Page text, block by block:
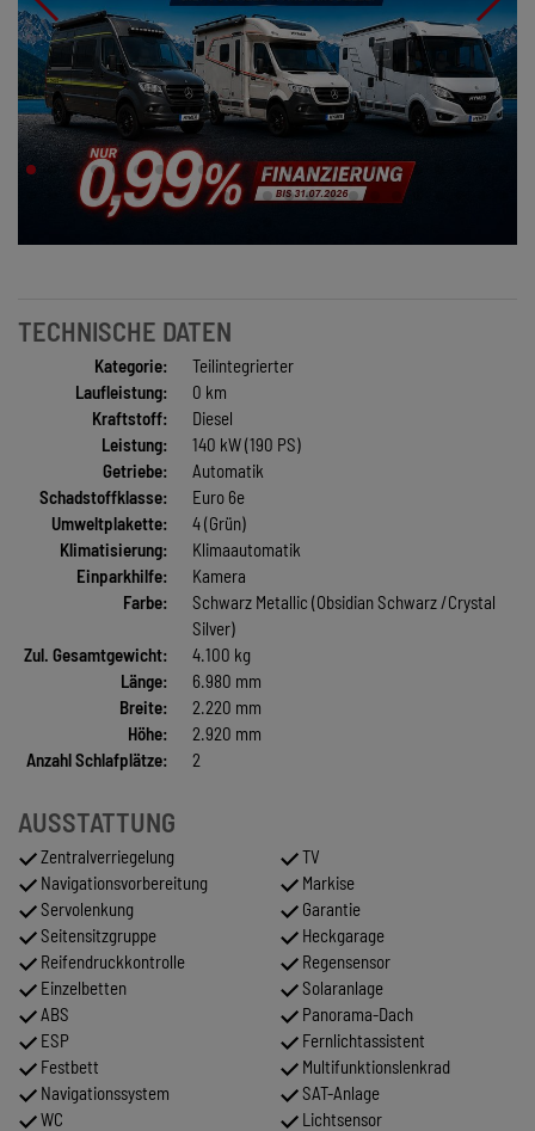
TECHNISCHE DATEN
Kategorie:
Teilintegrierter
Laufleistung:
0 km
Kraftstoff:
Diesel
Leistung:
140 kW (190 PS)
Getriebe:
Automatik
Schadstoffklasse:
Euro 6e
Umweltplakette:
4 (Grün)
Klimatisierung:
Klimaautomatik
Einparkhilfe:
Kamera
Farbe:
Schwarz Metallic (Obsidian Schwarz /Crystal
Silver)
Zul. Gesamtgewicht:
4.100 kg
Länge:
6.980 mm
Breite:
2.220 mm
Höhe:
2.920 mm
Anzahl Schlafplätze:
2
AUSSTATTUNG
Zentralverriegelung
Navigationsvorbereitung
Servolenkung
Seitensitzgruppe
Reifendruckkontrolle
Einzelbetten
ABS
ESP
Festbett
Navigationssystem
WC
TV
Markise
Garantie
Heckgarage
Regensensor
Solaranlage
Panorama-Dach
Fernlichtassistent
Multifunktionslenkrad
SAT-Anlage
Lichtsensor